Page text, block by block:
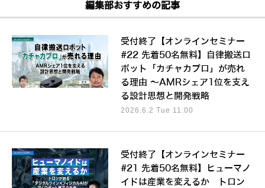
編集部おすすめの記事
受付終了【オンラインセミナー
#22 先着50名無料】自律搬送ロ
ボット「カチャカプロ」が売れ
る理由 ～AMRシェア1位を支え
る設計思想と開発戦略
2026.6.2 Tue 11:00
受付終了【オンラインセミナー
#21 先着50名無料】ヒューマノ
イドは産業を変えるか トロン